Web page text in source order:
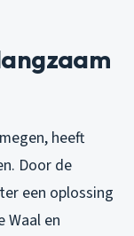
heeft
Door de
een oplossing
Waal en